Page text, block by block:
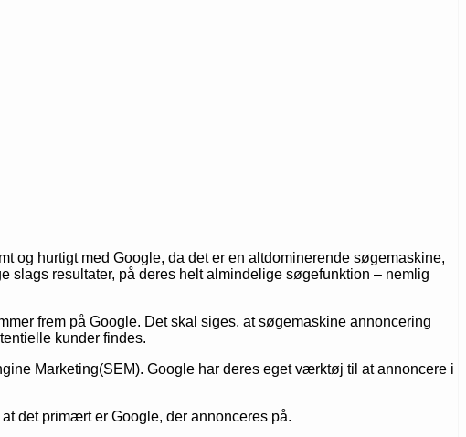
og hurtigt med Google, da det er en altdominerende søgemaskine,
slags resultater, på deres helt almindelige søgefunktion – nemlig
frem på Google. Det skal siges, at søgemaskine annoncering
kunder findes.
Marketing(SEM). Google har deres eget værktøj til at annoncere i
det primært er Google, der annonceres på.